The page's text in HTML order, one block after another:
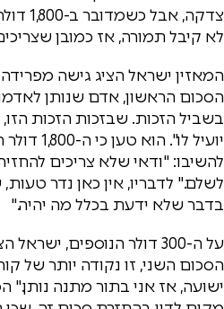
צדקה,
לא קיבל תמורה, אז כמובן
המאזין ישראל הציג גישה מפרידה
הסכום הראשון, אדם שנותן
בשביל הזכות. שבזכות הזכות
יועיל לו".
להשיבו: "ודאי שלא צריכים
לשלם." לדבריו, אין כאן נדר
בדבר שלא ידעת בכלל מה יהיה."
על ה-300 דולר הנוספים,
הסכום השני, זו נקודה יותר של
ישועה, אז אני בתור מתנה נותן."